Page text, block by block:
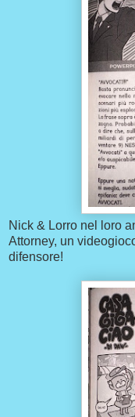
Nick & Lorro nel loro
Attorney, un
difensore!